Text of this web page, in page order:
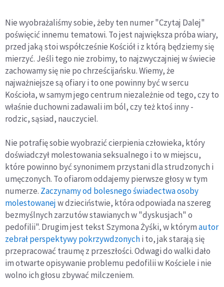
Nie wyobrażaliśmy sobie, żeby ten numer "Czytaj Dalej"
poświęcić innemu tematowi. To jest największa próba wiary,
przed jaką stoi współcześnie Kościół i z którą będziemy się
mierzyć. Jeśli tego nie zrobimy, to najzwyczajniej w świecie
zachowamy się nie po chrześcijańsku. Wiemy, że
najważniejsze są ofiary i to one powinny być w sercu
Kościoła, w samym jego centrum niezależnie od tego, czy to
właśnie duchowni zadawali im ból, czy też ktoś inny -
rodzic, sąsiad, nauczyciel.
Nie potrafię sobie wyobrazić cierpienia człowieka, który
doświadczył molestowania seksualnego i to w miejscu,
które powinno być synonimem przystani dla strudzonych i
umęczonych. To ofiarom oddajemy pierwsze głosy w tym
numerze. Zaczynamy od bolesnego świadectwa osoby
molestowanejw dzieciństwie, która odpowiada na szereg
bezmyślnych zarzutów stawianych w "dyskusjach" o
pedofilii". Drugim jest tekst Szymona Żyśki, w którymautor
zebrał perspektywy pokrzywdzonychi to, jak starają się
przepracować traumę z przeszłości. Odwagi do walki dało
im otwarte opisywanie problemu pedofilii w Kościele i nie
wolno ich głosu zbywać milczeniem.